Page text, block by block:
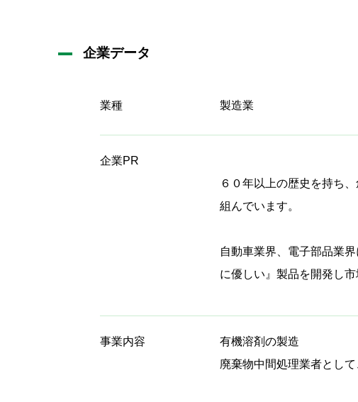
企業データ
業種 製造業
企業PR
６０年以上の歴史を持ち
組んでいます。
自動車業界、電子部品業
に優しい』製品を開発し
事業内容
有機溶剤の製造
廃棄物中間処理業者とし